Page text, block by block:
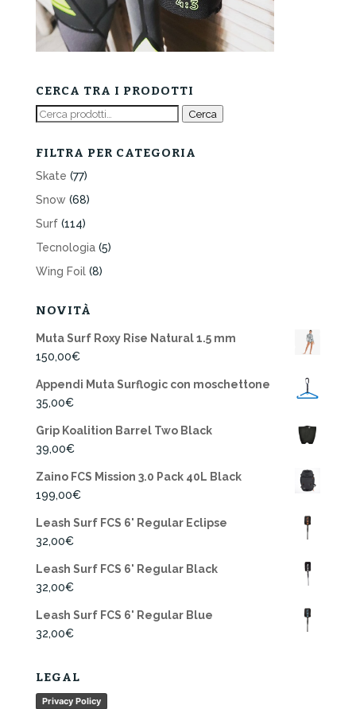
CERCA TRA I PRODOTTI
Cerca: Cerca
FILTRA PER CATEGORIA
Skate (77)
Snow (68)
Surf (114)
Tecnologia (5)
Wing Foil (8)
NOVITÀ
Muta Surf Roxy Rise Natural 1.5 mm
150,00€
Appendi Muta Surflogic con moschettone
35,00€
Grip Koalition Barrel Two Black
39,00€
Zaino FCS Mission 3.0 Pack 40L Black
199,00€
Leash Surf FCS 6' Regular Eclipse
32,00€
Leash Surf FCS 6' Regular Black
32,00€
Leash Surf FCS 6' Regular Blue
32,00€
LEGAL
Privacy Policy